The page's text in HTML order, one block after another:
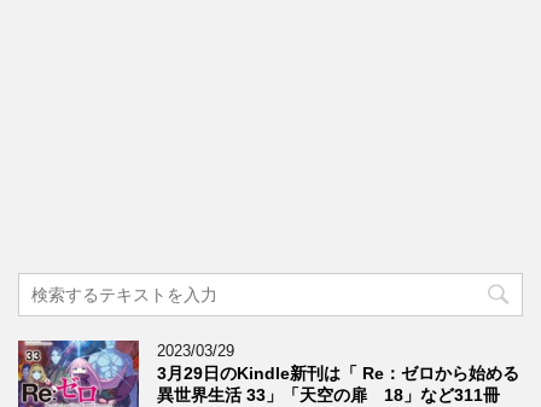
2023/03/29
3月29日のKindle新刊は「 Re：ゼロから始める
異世界生活 33」「天空の扉 18」など311冊